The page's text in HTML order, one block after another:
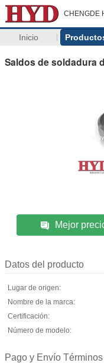
CHENGDE
Inicio
Saldos de soldadura
Mejor
Datos del producto
Lugar de origen:
Nombre de la marca:
Certificación:
Número de modelo:
Pago y Envío Términos